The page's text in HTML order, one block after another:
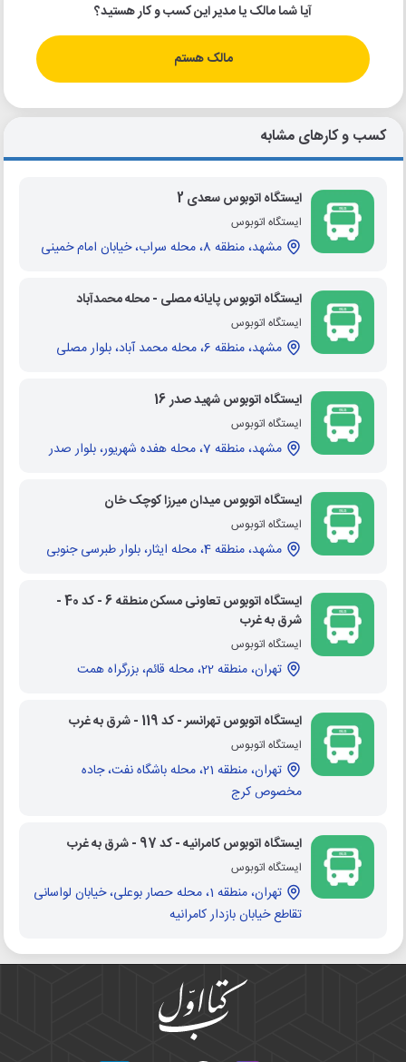
آیا شما مالک یا مدیر این کسب و کار هستید؟
مالک هستم
کسب و کارهای مشابه
ایستگاه اتوبوس سعدی 2
ایستگاه اتوبوس
مشهد، منطقه 8، محله سراب، خیابان امام خمینی
ایستگاه اتوبوس پایانه مصلی - محله محمدآباد
ایستگاه اتوبوس
مشهد، منطقه 6، محله محمد آباد، بلوار مصلی
ایستگاه اتوبوس شهید صدر 16
ایستگاه اتوبوس
مشهد، منطقه 7، محله هفده شهریور، بلوار صدر
ایستگاه اتوبوس میدان میرزا کوچک خان
ایستگاه اتوبوس
مشهد، منطقه 4، محله ایثار، بلوار طبرسی جنوبی
ایستگاه اتوبوس تعاونی مسکن منطقه 6 - کد 40 -
شرق به غرب
ایستگاه اتوبوس
تهران، منطقه 22، محله قائم، بزرگراه همت
ایستگاه اتوبوس تهرانسر - کد 119 - شرق به غرب
ایستگاه اتوبوس
تهران، منطقه 21، محله باشگاه نفت، جاده
مخصوص کرج
ایستگاه اتوبوس کامرانیه - کد 97 - شرق به غرب
ایستگاه اتوبوس
تهران، منطقه 1، محله حصار بوعلی، خیابان لواسانی
تقاطع خیابان بازدار کامرانیه